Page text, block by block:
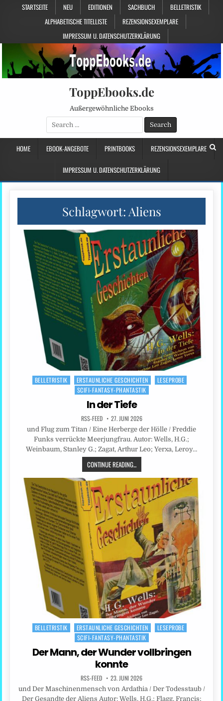
STARTSEITE NEU EDITIONEN SACHBUCH
BELLETRISTIK
ALPHABETISCHE TITELLISTE
REZENSIONSEXEMPLARE
IMPRESSUM U. DATENSCHUTZERKLÄRUNG
ToppEbooks.de
Außergewöhnliche Ebooks
Search
for:
HOME EBOOK-ANGEBOTE PRINTBOOKS REZENSIONSEXEMPLARE
IMPRESSUM U. DATENSCHUTZERKLÄRUNG
Schlagwort: Aliens
Posted
BELLETRISTIK ERSTAUNLICHE GESCHICHTEN
LESEPROBE
SCIFI-FANTASY-PHANTASTIK
In der Tiefe
RSS-FEED 27. JUNI 2026
und Flug zum Titan / Eine Herberge der Hölle / Freddie
Funks verrückte Meerjungfrau. Autor: Wells, H.G.;
Weinbaum, Stanley G.; Zagat, Arthur Leo; Yerxa, Leroy…
CONTINUE READING...
Posted
BELLETRISTIK ERSTAUNLICHE GESCHICHTEN
LESEPROBE
SCIFI-FANTASY-PHANTASTIK
Der Mann, der Wunder vollbringen
konnte
RSS-FEED 23. JUNI 2026
und Der Maschinenmensch von Ardathia / Der Todesstaub /
Der Gesandte der Aliens Autor: Wells, H.G.; Flagg, Francis;